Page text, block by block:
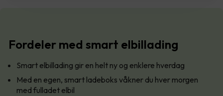
Fordeler med smart elbillading
Smart elbillading gir en helt ny og enklere hverdag
Med en egen, smart ladeboks våkner du hver morgen
med fulladet elbil